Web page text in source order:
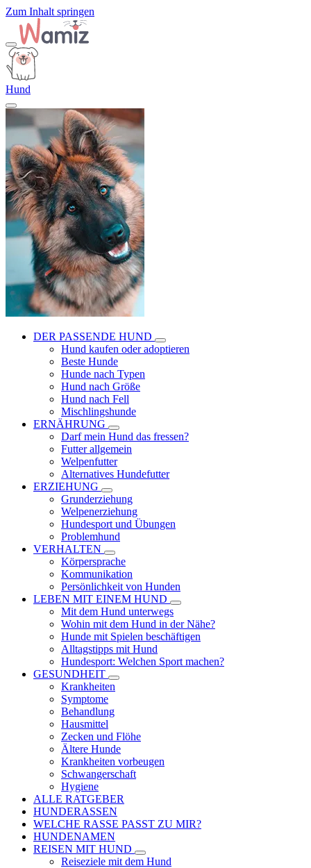
Zum Inhalt springen
Hund
DER PASSENDE HUND
Hund kaufen oder adoptieren
Beste Hunde
Hunde nach Typen
Hund nach Größe
Hund nach Fell
Mischlingshunde
ERNÄHRUNG
Darf mein Hund das fressen?
Futter allgemein
Welpenfutter
Alternatives Hundefutter
ERZIEHUNG
Grunderziehung
Welpenerziehung
Hundesport und Übungen
Problemhund
VERHALTEN
Körpersprache
Kommunikation
Persönlichkeit von Hunden
LEBEN MIT EINEM HUND
Mit dem Hund unterwegs
Wohin mit dem Hund in der Nähe?
Hunde mit Spielen beschäftigen
Alltagstipps mit Hund
Hundesport: Welchen Sport machen?
GESUNDHEIT
Krankheiten
Symptome
Behandlung
Hausmittel
Zecken und Flöhe
Ältere Hunde
Krankheiten vorbeugen
Schwangerschaft
Hygiene
ALLE RATGEBER
HUNDERASSEN
WELCHE RASSE PASST ZU MIR?
HUNDENAMEN
REISEN MIT HUND
Reiseziele mit dem Hund